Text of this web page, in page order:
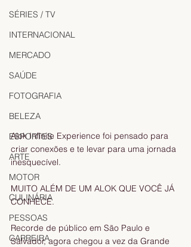
SÉRIES / TV
INTERNACIONAL
MERCADO
SAÚDE
FOTOGRAFIA
BELEZA
ESPORTES
ARTE
MOTOR
CULINÁRIA
PESSOAS
CARREIRA
Alok Infinite Experience foi pensado para
criar conexões e te levar para uma jornada
inesquecível.
MUITO ALÉM DE UM ALOK QUE VOCÊ JÁ
CONHECE.
Recorde de público em São Paulo e
Salvador, agora chegou a vez da Grande